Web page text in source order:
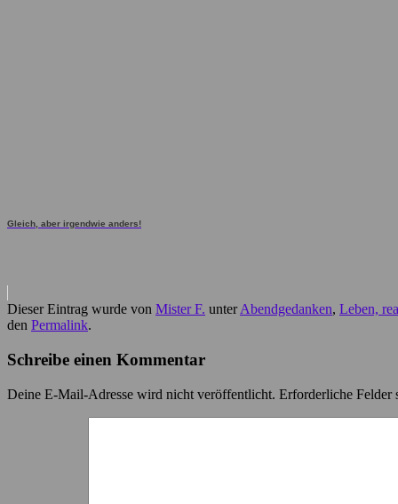
Gleich, aber irgendwie anders!
Dieser Eintrag wurde von Mister F. unterAbendgedanken, Leben,
den Permalink.
Schreibe einen Kommentar
Deine E-Mail-Adresse wird nicht veröffentlicht. Erforderliche Felder